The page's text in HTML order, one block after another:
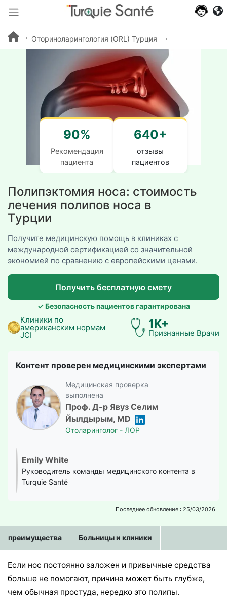
Оториноларингология (ORL) Турция
Полипэктомия носа: стоимость
лечения полипов носа в
Турции
Получите медицинскую помощь в клиниках с
международной сертификацией со значительной
экономией по сравнению с европейскими ценами.
Получить бесплатную смету
✓ Безопасность пациентов гарантирована
Клиники по
американским нормам
JCI
1K+
Признанные Врачи
Контент проверен медицинскими экспертами
Медицинская проверка
выполнена
Проф. Д-р Явуз Селим
Йылдырым, MD
Отоларинголог - ЛОР
Emily White
Руководитель команды медицинского контента в
Turquie Santé
90%
Рекомендация
пациента
640+
отзывы
пациентов
Последнее обновление : 25/03/2026
преимущества Больницы и клиники
Если нос постоянно заложен и привычные средства
больше не помогают, причина может быть глубже,
чем обычная простуда, нередко это полипы.